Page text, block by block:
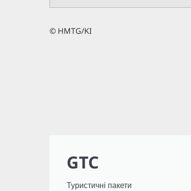
© HMTG/KI
GTC
Туристичні пакети